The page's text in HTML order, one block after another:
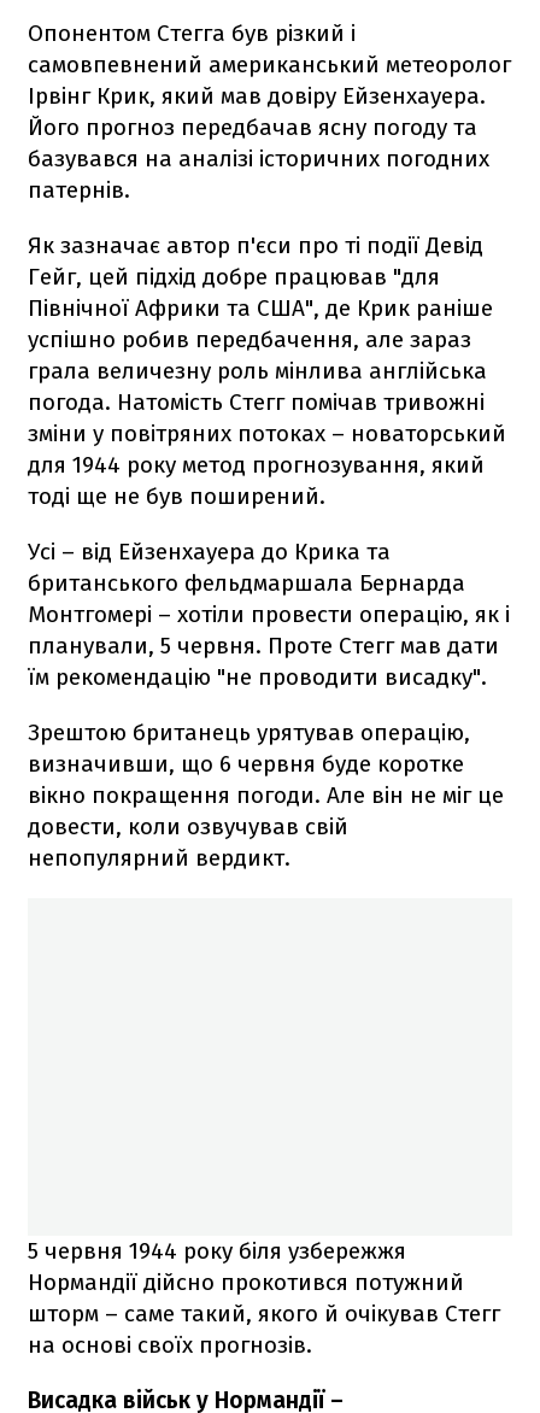
Опонентом Стегга був різкий і
самовпевнений американський метеоролог
Ірвінг Крик, який мав довіру Ейзенхауера.
Його прогноз передбачав ясну погоду та
базувався на аналізі історичних погодних
патернів.
Як зазначає автор п'єси про ті події Девід
Гейг, цей підхід добре працював "для
Північної Африки та США", де Крик раніше
успішно робив передбачення, але зараз
грала величезну роль мінлива англійська
погода. Натомість Стегг помічав тривожні
зміни у повітряних потоках – новаторський
для 1944 року метод прогнозування, який
тоді ще не був поширений.
Усі – від Ейзенхауера до Крика та
британського фельдмаршала Бернарда
Монтгомері – хотіли провести операцію, як і
планували, 5 червня. Проте Стегг мав дати
їм рекомендацію "не проводити висадку".
Зрештою британець урятував операцію,
визначивши, що 6 червня буде коротке
вікно покращення погоди. Але він не міг це
довести, коли озвучував свій
непопулярний вердикт.
5 червня 1944 року біля узбережжя
Нормандії дійсно прокотився потужний
шторм – саме такий, якого й очікував Стегг
на основі своїх прогнозів.
Висадка військ у Нормандії –